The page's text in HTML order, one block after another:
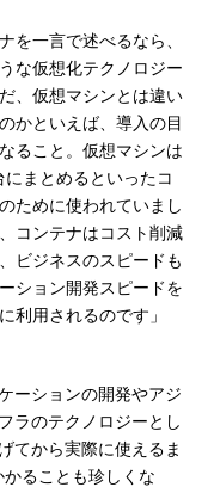
を一言で述べるなら、
な仮想化テクノロジー
、仮想マシンとは違い
かといえば、導入の目
ること。仮想マシンは
にまとめるといったコ
ために使われていまし
コンテナはコスト削減
ビジネスのスピードも
ション開発スピードを
利用されるのです」
ーションの開発やアジ
ラのテクノロジーとし
てから実際に使えるま
ることも珍しくな